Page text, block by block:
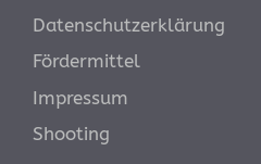
Datenschutzerklärung
Fördermittel
Impressum
Shooting